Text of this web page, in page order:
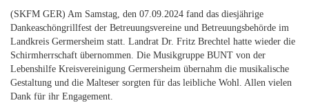
(SKFM GER) Am Samstag, den 07.09.2024 fand das diesjährige
Dankeaschöngrillfest der Betreuungsvereine und Betreuungsbehörde im
Landkreis Germersheim statt. Landrat Dr. Fritz Brechtel hatte wieder die
Schirmherrschaft übernommen. Die Musikgruppe BUNT von der
Lebenshilfe Kreisvereinigung Germersheim übernahm die musikalische
Gestaltung und die Malteser sorgten für das leibliche Wohl. Allen vielen
Dank für ihr Engagement.